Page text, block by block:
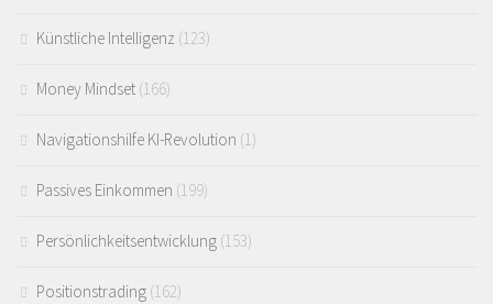
Künstliche Intelligenz (123)
Money Mindset (166)
Navigationshilfe KI-Revolution (1)
Passives Einkommen (199)
Persönlichkeitsentwicklung (153)
Positionstrading (162)